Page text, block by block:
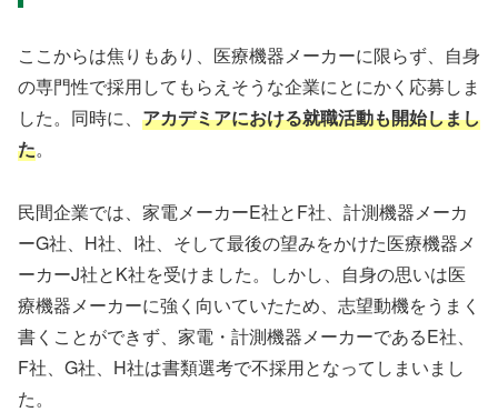
ここからは焦りもあり、医療機器メーカーに限らず、自身
の専門性で採用してもらえそうな企業にとにかく応募しま
した。同時に、 アカデミアにおける就職活動も開始しまし
た。
民間企業では、家電メーカーE社とF社、計測機器メーカ
ーG社、H社、I社、そして最後の望みをかけた医療機器メ
ーカーJ社とK社を受けました。しかし、自身の思いは医
療機器メーカーに強く向いていたため、志望動機をうまく
書くことができず、家電・計測機器メーカーであるE社、
F社、G社、H社は書類選考で不採用となってしまいまし
た。